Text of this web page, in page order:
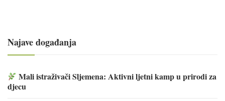
Najave događanja
Mali istraživači Sljemena: Aktivni ljetni kamp u prirodi za
djecu